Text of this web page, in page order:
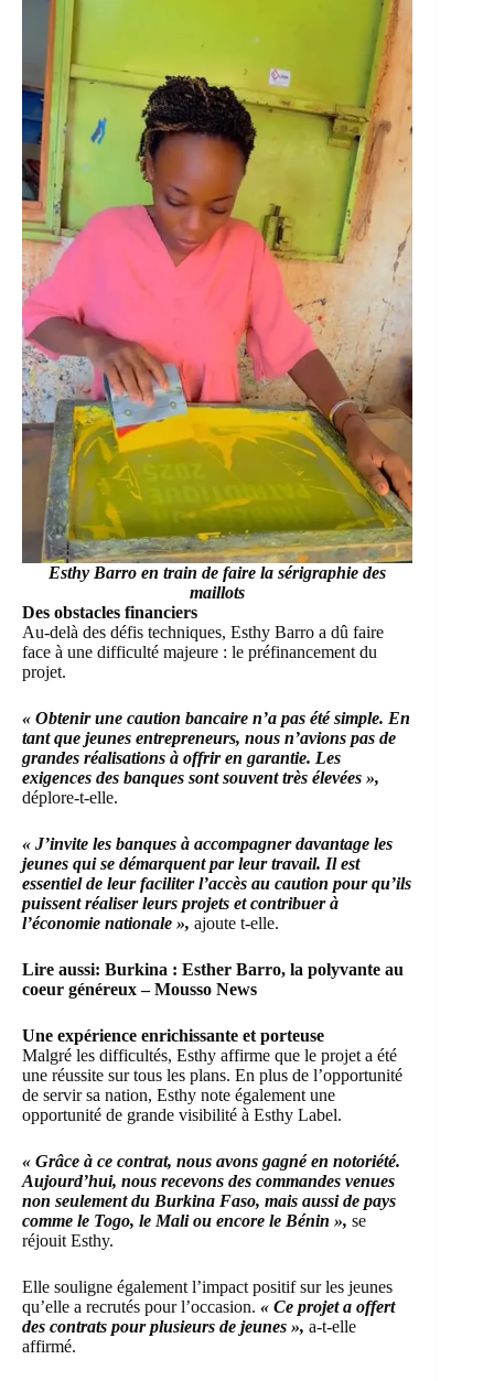
Esthy Barro en train de faire la sérigraphie des
maillots
Des obstacles financiers
Au-delà des défis techniques, Esthy Barro a dû faire
face à une difficulté majeure : le préfinancement du
projet.
« Obtenir une caution bancaire n’a pas été simple. En
tant que jeunes entrepreneurs, nous n’avions pas de
grandes réalisations à offrir en garantie. Les
exigences des banques sont souvent très élevées »,
déplore-t-elle.
« J’invite les banques à accompagner davantage les
jeunes qui se démarquent par leur travail. Il est
essentiel de leur faciliter l’accès au caution pour qu’ils
puissent réaliser leurs projets et contribuer à
l’économie nationale », ajoute t-elle.
Lire aussi: Burkina : Esther Barro, la polyvante au
coeur généreux – Mousso News
Une expérience enrichissante et porteuse
Malgré les difficultés, Esthy affirme que le projet a été
une réussite sur tous les plans. En plus de l’opportunité
de servir sa nation, Esthy note également une
opportunité de grande visibilité à Esthy Label.
« Grâce à ce contrat, nous avons gagné en notoriété.
Aujourd’hui, nous recevons des commandes venues
non seulement du Burkina Faso, mais aussi de pays
comme le Togo, le Mali ou encore le Bénin », se
réjouit Esthy.
Elle souligne également l’impact positif sur les jeunes
qu’elle a recrutés pour l’occasion. « Ce projet a offert
des contrats pour plusieurs de jeunes », a-t-elle
affirmé.